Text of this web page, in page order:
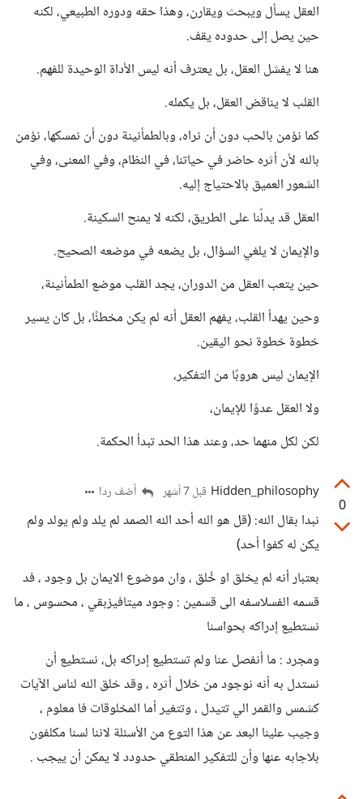
العقل يسأل ويبحث ويقارن، وهذا حقه ودوره الطبيعي، لكنه
حين يصل إلى حدوده يقف.
هنا لا يفشل العقل، بل يعترف أنه ليس الأداة الوحيدة للفهم.
القلب لا يناقض العقل، بل يكمله.
كما نؤمن بالحب دون أن نراه، وبالطمأنينة دون أن نمسكها، نؤمن
بالله لأن أثره حاضر في حياتنا، في النظام، وفي المعنى، وفي
الشعور العميق بالاحتياج إليه.
العقل قد يدلّنا على الطريق، لكنه لا يمنح السكينة.
والإيمان لا يلغي السؤال، بل يضعه في موضعه الصحيح.
حين يتعب العقل من الدوران، يجد القلب موضع الطمأنينة،
وحين يهدأ القلب، يفهم العقل أنه لم يكن مخطئًا، بل كان يسير
خطوة خطوة نحو اليقين.
الإيمان ليس هروبًا من التفكير،
ولا العقل عدوًا للإيمان،
لكن لكل منهما حد، وعند هذا الحد تبدأ الحكمة.
0
Hidden_philosophy قبل 7 أشهر أضف ردا
نبدا بقال الله: (قل هو الله أحد الله الصمد لم يلد ولم يولد ولم
يكن له كفوا أحد)
بعتبار أنه لم يخلق او خُلق ، وان موضوع الايمان بل وجود ، فد
قسمه الفسلاسفه الى قسمين : وجود ميتافيزبقي ، محسوس ، ما
نستطيع إدراكه بحواسنا
ومجرد : ما أنفصل عنا ولم تستطيع إدراكه بل، نستطيع أن
نستدل به أنه نوجود من خلال أثره ، وقد خلق الله لناس الآيات
كشمس والقمر الي تتيدل ، وتتغير أما المخلوقات فا معلوم ،
وجيب علينا البعد عن هذا التوع من الأسئلة لاننا لسنا مكلفون
بلاجابه عنها وأن للتفكير المنطقي حدودد لا يمكن أن ييجب .